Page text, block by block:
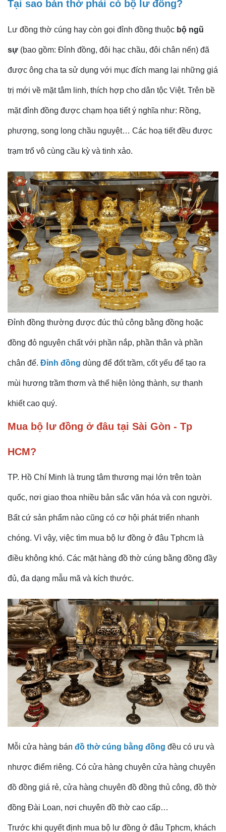
Tại sao bàn thờ phải có bộ lư đồng?
Lư đồng thờ cúng hay còn gọi đỉnh đồng thuộc bộ ngũ
sự (bao gồm: Đỉnh đồng, đôi hạc chầu, đôi chân nến) đã
được ông cha ta sử dụng với mục đích mang lại những giá
trị mới về mặt tâm linh, thích hợp cho dân tộc Việt. Trên bề
mặt đỉnh đồng được chạm họa tiết ý nghĩa như: Rồng,
phượng, song long chầu nguyệt… Các hoạ tiết đều được
trạm trổ vô cùng cầu kỳ và tinh xảo.
Đỉnh đồng thường được đúc thủ công bằng đồng hoặc
đồng đỏ nguyên chất với phần nắp, phần thân và phần
chân đế. Đỉnh đồng dùng để đốt trầm, cốt yếu để tạo ra
mùi hương trầm thơm và thể hiện lòng thành, sự thanh
khiết cao quý.
Mua bộ lư đồng ở đâu tại Sài Gòn - Tp
HCM?
TP. Hồ Chí Minh là trung tâm thương mại lớn trên toàn
quốc, nơi giao thoa nhiều bản sắc văn hóa và con người.
Bất cứ sản phẩm nào cũng có cơ hội phát triển nhanh
chóng. Vì vậy, việc tìm mua bộ lư đồng ở đâu Tphcm là
điều không khó. Các mặt hàng đồ thờ cúng bằng đồng đầy
đủ, đa dạng mẫu mã và kích thước.
Mỗi cửa hàng bán đồ thờ cúng bằng đồng đều có ưu và
nhược điểm riêng. Có cửa hàng chuyên cửa hàng chuyên
đồ đồng giá rẻ, cửa hàng chuyên đồ đồng thủ công, đồ thờ
đồng Đài Loan, nơi chuyên đồ thờ cao cấp…
Trước khi quyết định mua bộ lư đồng ở đâu Tphcm, khách